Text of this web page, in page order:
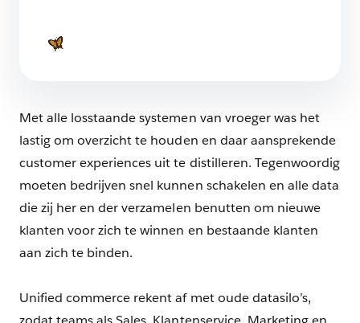
commercesoftware
Met alle losstaande systemen van vroeger was het
lastig om overzicht te houden en daar aansprekende
customer experiences uit te distilleren. Tegenwoordig
moeten bedrijven snel kunnen schakelen en alle data
die zij her en der verzamelen benutten om nieuwe
klanten voor zich te winnen en bestaande klanten
aan zich te binden.
Unified commerce rekent af met oude datasilo’s,